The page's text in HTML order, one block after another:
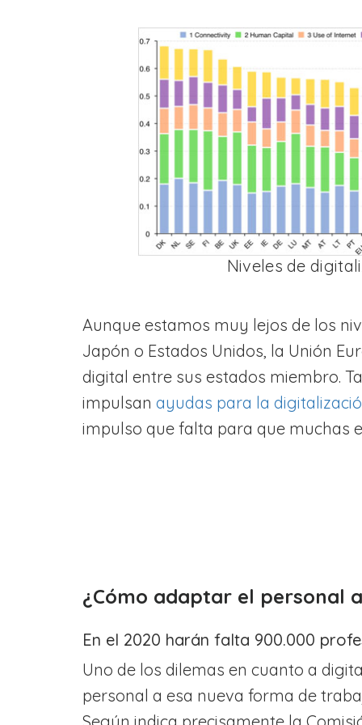
Niveles de
Aunque estamos muy lejos de los
Japón o Estados Unidos, la Unión
digital entre sus estados miembro.
impulsan ayudas para la
impulso que falta para que muchas
¿Cómo adaptar el personal
En el 2020 harán falta 900.000
Uno de los dilemas en cuanto a
personal a esa nueva forma de